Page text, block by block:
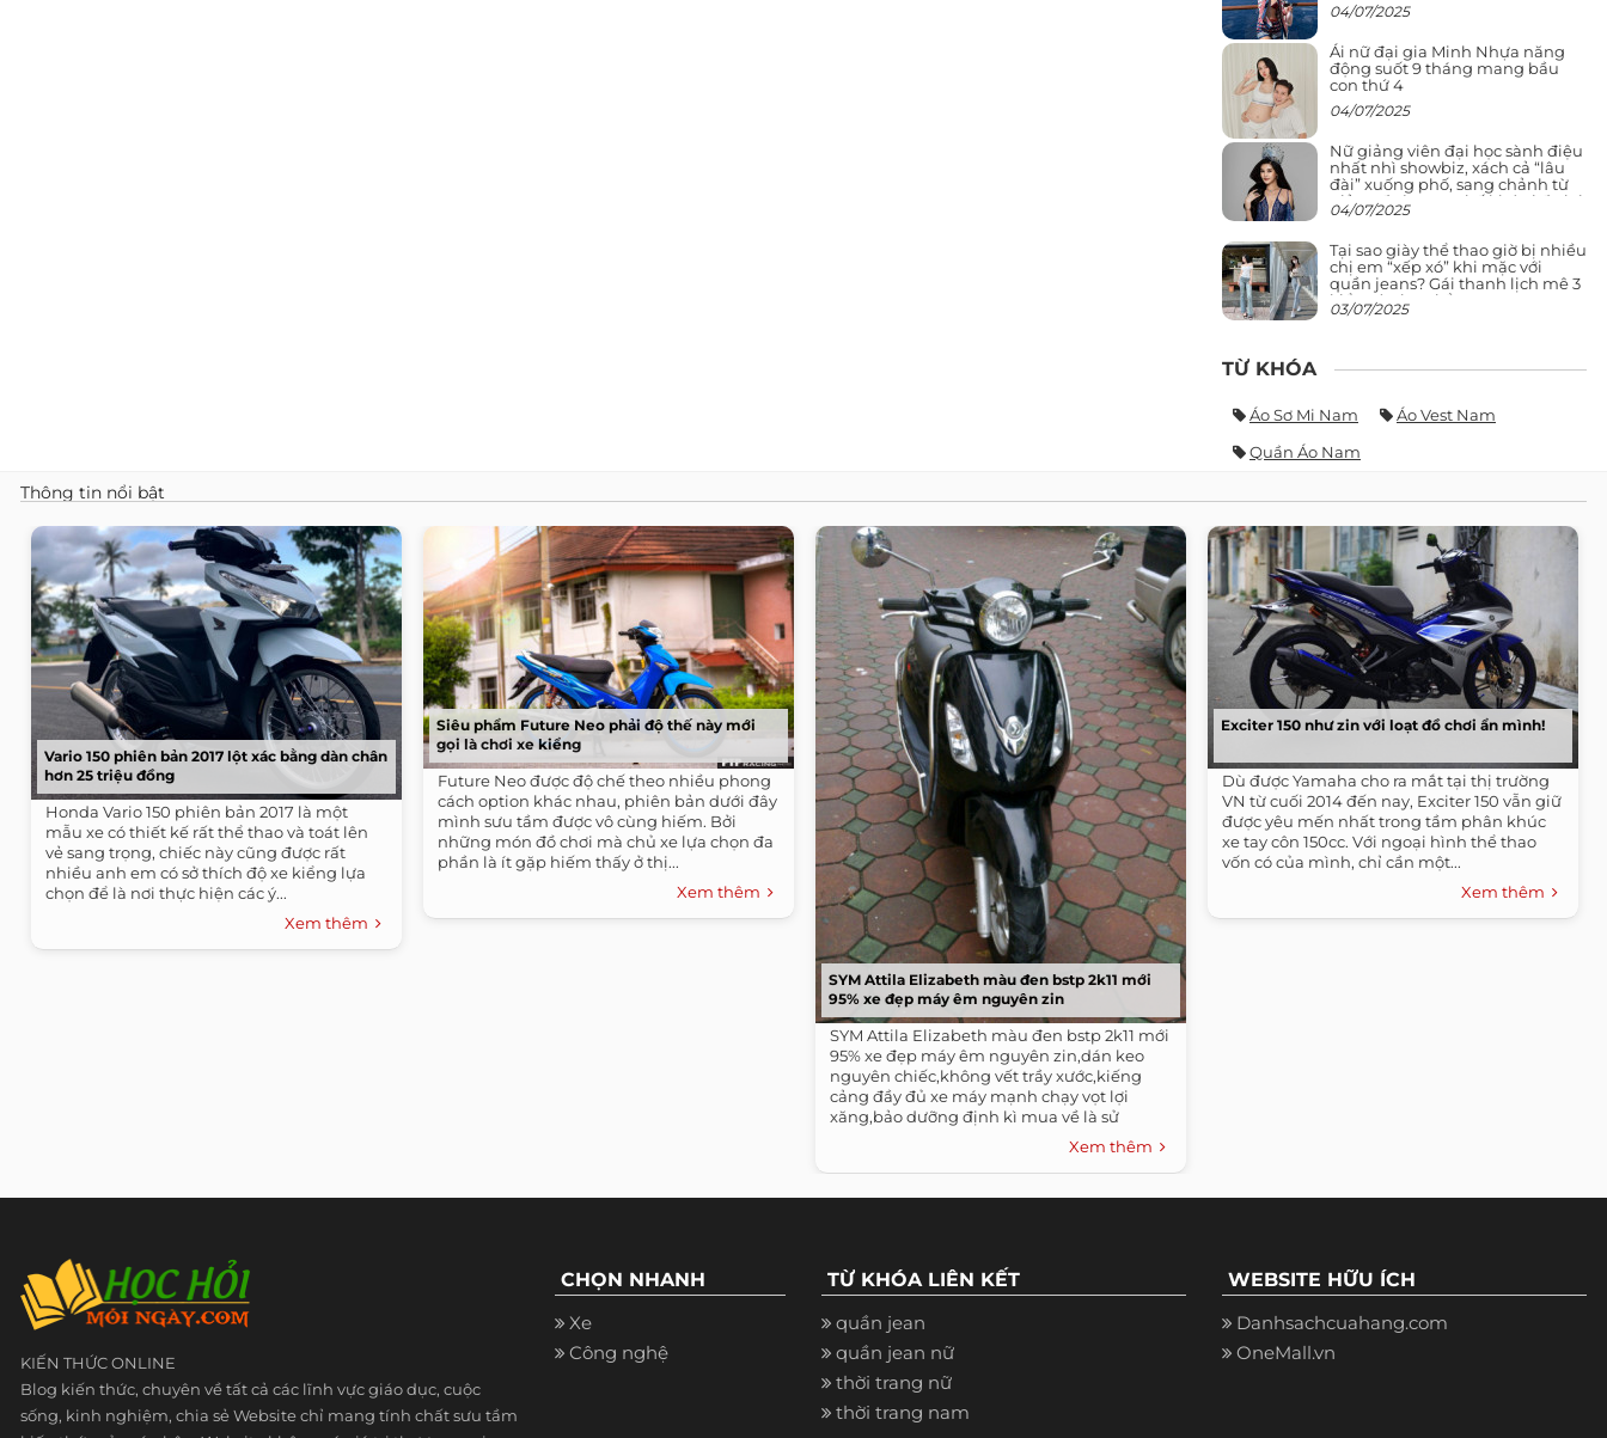
04/07/2025
Ái nữ đại gia Minh Nhựa năng
động suốt 9 tháng mang bầu
con thứ 4
04/07/2025
Nữ giảng viên đại học sành điệu
nhất nhì showbiz, xách cả “lâu
đài” xuống phố, sang chảnh từ
giảng đường ra phố khó ai đọ lại
04/07/2025
Tại sao giày thể thao giờ bị nhiều
chị em “xếp xó” khi mặc với
quần jeans? Gái thanh lịch mê 3
kiểu này hơn hẳn
03/07/2025
TỪ KHÓA
Áo Sơ Mi Nam
Áo Vest Nam
Quần Áo Nam
Thông tin nổi bật
Vario 150 phiên bản 2017 lột xác bằng dàn chân
hơn 25 triệu đồng
Honda Vario 150 phiên bản 2017 là một
mẫu xe có thiết kế rất thể thao và toát lên
vẻ sang trọng, chiếc này cũng được rất
nhiều anh em có sở thích độ xe kiểng lựa
chọn để là nơi thực hiện các ý...
Xem thêm
Siêu phẩm Future Neo phải độ thế này mới
gọi là chơi xe kiểng
Future Neo được độ chế theo nhiều phong
cách option khác nhau, phiên bản dưới đây
mình sưu tầm được vô cùng hiếm. Bởi
những món đồ chơi mà chủ xe lựa chọn đa
phần là ít gặp hiếm thấy ở thị...
Xem thêm
SYM Attila Elizabeth màu đen bstp 2k11 mới
95% xe đẹp máy êm nguyên zin
SYM Attila Elizabeth màu đen bstp 2k11 mới
95% xe đẹp máy êm nguyên zin,dán keo
nguyên chiếc,không vết trầy xước,kiếng
cảng đầy đủ xe máy mạnh chạy vọt lợi
xăng,bảo dưỡng định kì mua về là sử
Xem thêm
Exciter 150 như zin với loạt đồ chơi ẩn mình!
Dù được Yamaha cho ra mắt tại thị trường
VN từ cuối 2014 đến nay, Exciter 150 vẫn giữ
được yêu mến nhất trong tầm phân khúc
xe tay côn 150cc. Với ngoại hình thể thao
vốn có của mình, chỉ cần một...
Xem thêm
KIẾN THỨC ONLINE
Blog kiến thức, chuyên về tất cả các lĩnh vực giáo dục, cuộc
sống, kinh nghiệm, chia sẻ Website chỉ mang tính chất sưu tầm
CHỌN NHANH
Xe
Công nghệ
TỪ KHÓA LIÊN KẾT
quần jean
quần jean nữ
thời trang nữ
thời trang nam
WEBSITE HỮU ÍCH
Danhsachcuahang.com
OneMall.vn